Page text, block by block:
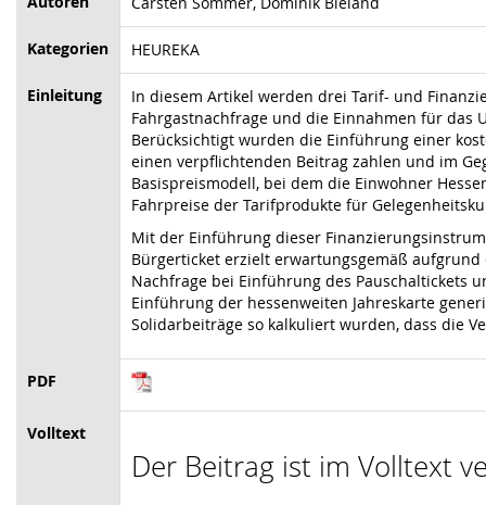
Kategorien HEUREKA
Einleitung
In diesem Artikel werden drei Tarif- und
Fahrgastnachfrage und die Einnahmen für das
Berücksichtigt wurden die Einführung einer
einen verpflichtenden Beitrag zahlen und im
Basispreismodell, bei dem die Einwohner
Fahrpreise der Tarifprodukte für
Mit der Einführung dieser
Bürgerticket erzielt erwartungsgemäß
Nachfrage bei Einführung des Pauschaltickets
Einführung der hessenweiten Jahreskarte
Solidarbeiträge so kalkuliert wurden, dass die
PDF
Volltext
Der Beitrag ist im Volltext